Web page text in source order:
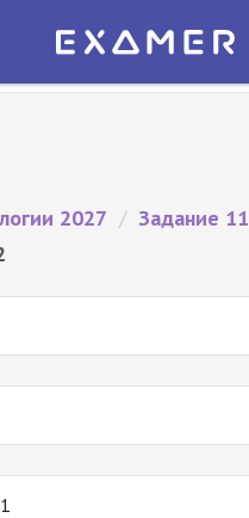
Экзамер — ЕГЭ 2027
2027 / Задание 11